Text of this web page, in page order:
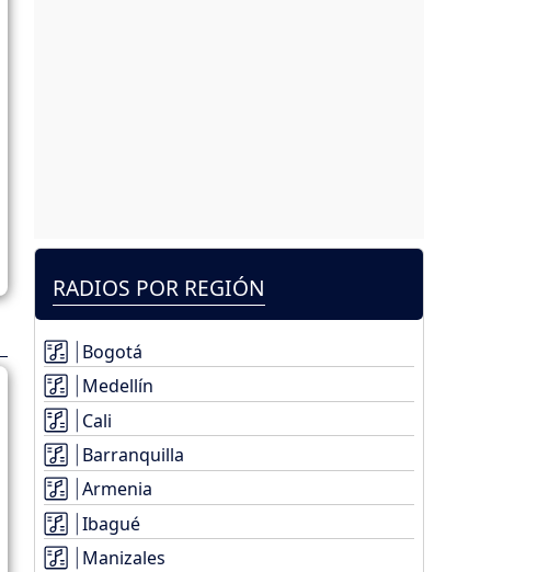
RADIOS POR REGIÓN
Bogotá
Medellín
Cali
Barranquilla
Armenia
Ibagué
Manizales